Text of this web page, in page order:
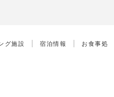
グ施設 宿泊情報 お食事処